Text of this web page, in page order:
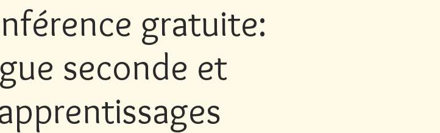
gratuite:
seconde et